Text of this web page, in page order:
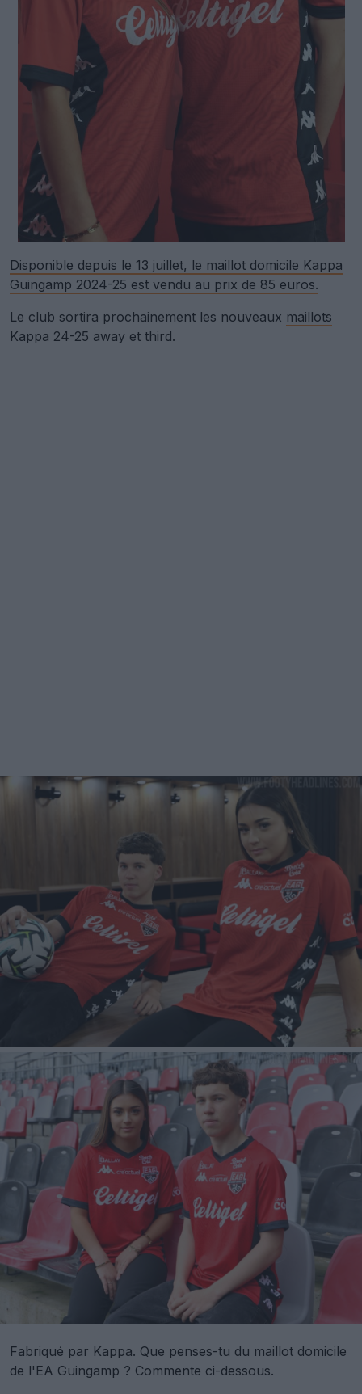
Disponible depuis le 13 juillet, le maillot domicile Kappa
Guingamp 2024-25 est vendu au prix de 85 euros.
Le club sortira prochainement les nouveaux maillots
Kappa 24-25 away et third.
Fabriqué par Kappa. Que penses-tu du maillot domicile
de l'EA Guingamp ? Commente ci-dessous.